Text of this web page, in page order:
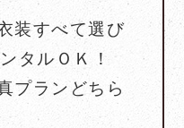
装すべて選び
タルＯＫ！
プランどちら